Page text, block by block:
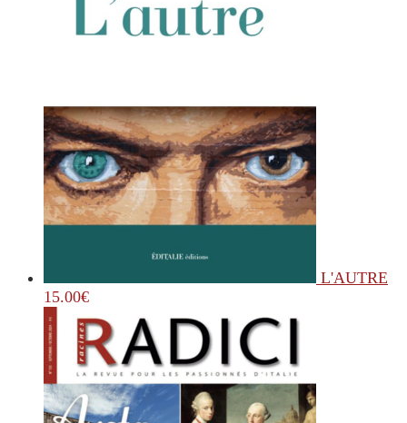
L'AUTRE
15.00€